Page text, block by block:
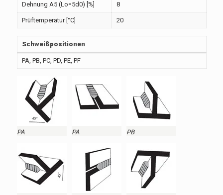
Dehnung A5 (Lo=5d0) [%] 8
Prüftemperatur [°C] 20
Schweißpositionen
PA, PB, PC, PD, PE, PF
PA PA PB